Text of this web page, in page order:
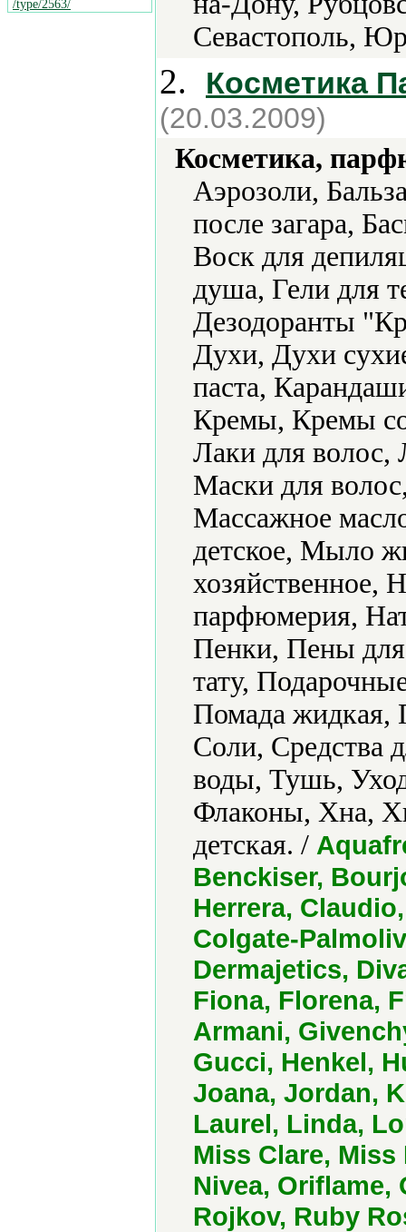
/type/2563/
Севастополь,
2. Косметика
(20.03.2009)
Косметика,
Аэрозоли,
после загара,
Воск для
душа, Гели для
Дезодоранты
Духи, Духи
паста,
Кремы, Кремы
Лаки для волос,
Маски для
Массажное
детское, Мыло
хозяйственное,
парфюмерия,
Пенки, Пены
тату,
Помада жидкая,
Соли, Средства
воды, Тушь,
Флаконы, Хна,
детская. /
Benckiser,
Herrera,
Colgate-
Dermajetics,
Fiona, Florena,
Armani,
Gucci, Henkel,
Joana, Jordan,
Laurel, Linda,
Miss Clare, Miss
Nivea, Oriflame,
Rojkov, Ruby